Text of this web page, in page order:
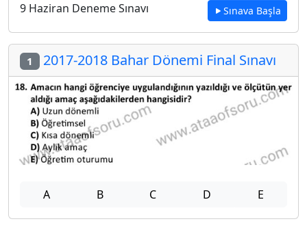
9 Haziran Deneme Sınavı Sınava Başla
1 2017-2018 Bahar Dönemi Final Sınavı
A B C D E